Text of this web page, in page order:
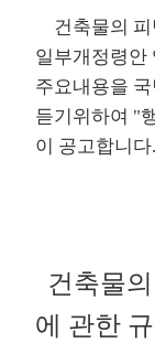
건축물의 피
일부개정령안
주요내용을
듣기위하여 "
이 공고합니다.
건축물
에 관한